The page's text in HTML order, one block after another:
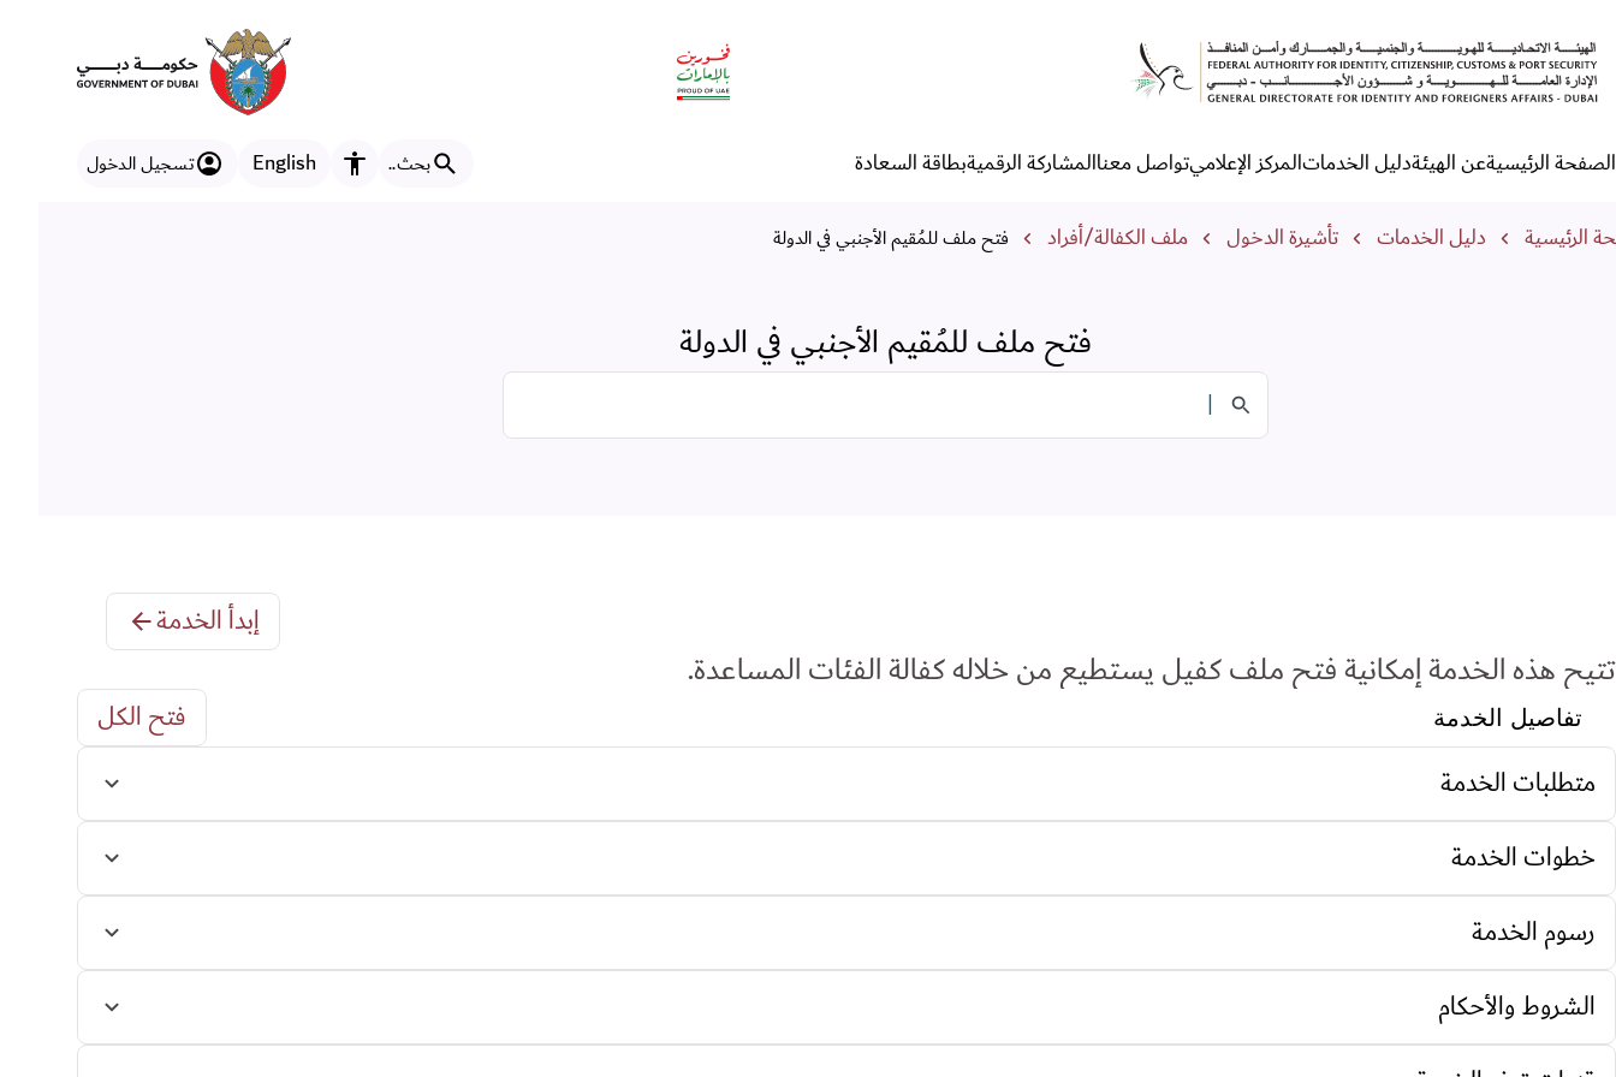
فتح ملف للمُقيم الأجنبي في الدولة
القائمة الرئيسية
الصفحة الرئيسيةعن الهيئةدليل الخدماتالمركز الإعلاميتواصل معناالمشاركة الرقميةبطاقة السعادة بحث.. مزايا إمكانية الوصول
English تسجيل الدخول
مسار التنقل
الرئيسية دليل الخدمات تأشيرة الدخول ملف الكفالة/أفراد فتح ملف للمُقيم الأجنبي في الدولة
فتح ملف للمُقيم الأجنبي في الدولة
إبدأ الخدمة
تتيح هذه الخدمة إمكانية فتح ملف كفيل يستطيع من خلاله كفالة الفئات المساعدة.
تفاصيل الخدمة
فتح الكل
متطلبات الخدمة
خطوات الخدمة
رسوم الخدمة
الشروط والأحكام